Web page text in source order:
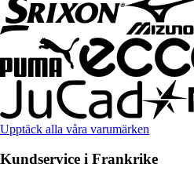
Upptäck alla våra varumärken
Kundservice i Frankrike